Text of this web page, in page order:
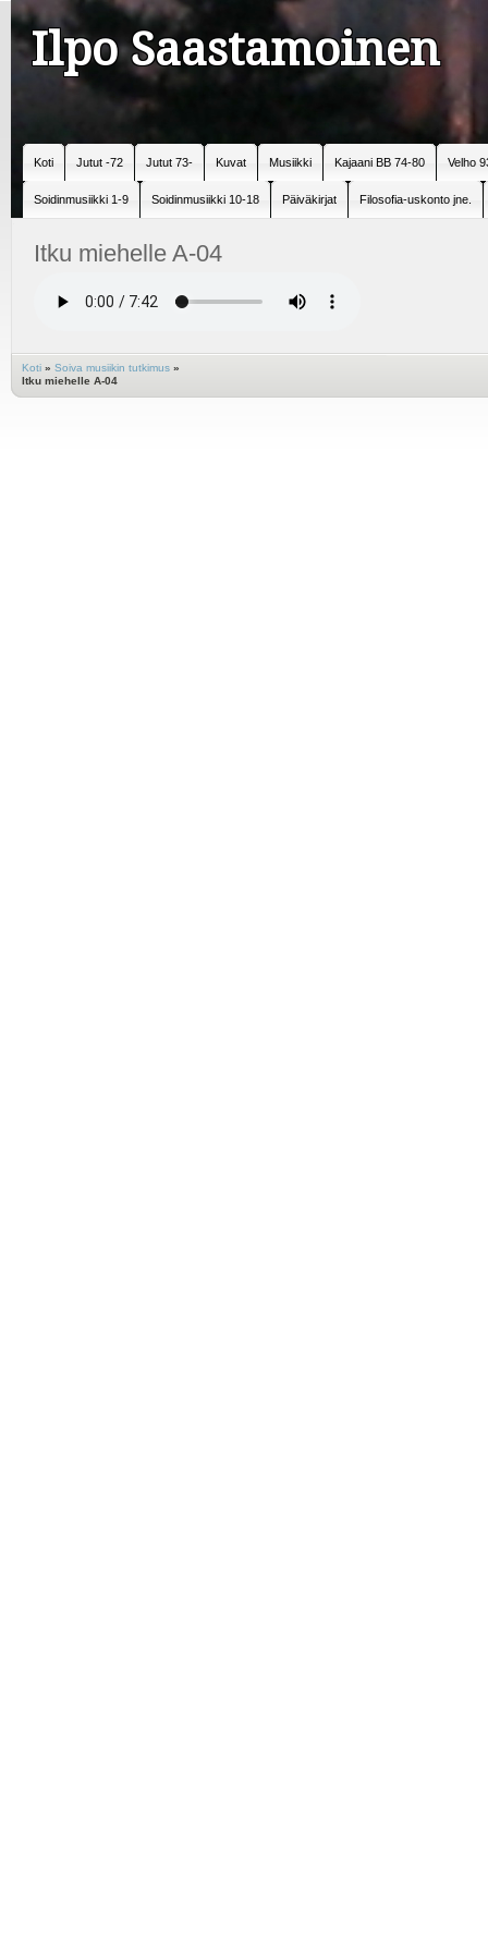
Ilpo Saastamoinen
Koti Jutut -72 Jutut 73- Kuvat Musiikki Kajaani BB 74-80 Velho
Soidinmusiikki 1-9 Soidinmusiikki 10-18 Päiväkirjat Filosofia-uskonto jne.
Itku miehelle A-04
Koti » Soiva musiikin tutkimus »
Itku miehelle A-04